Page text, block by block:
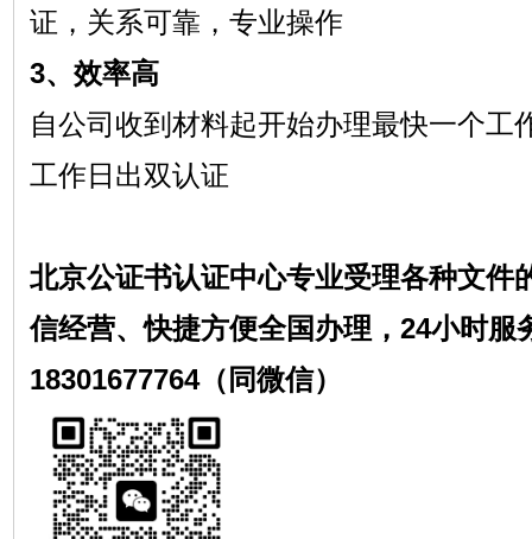
证，关系可靠，专业操作
3、效率高
自公司收到材料起开始办理最快一个工
工作日出双认证
北京公证书认证中心专业受理各种文件
信经营、快捷方便全国办理，24小时服
18301677764（同微信）